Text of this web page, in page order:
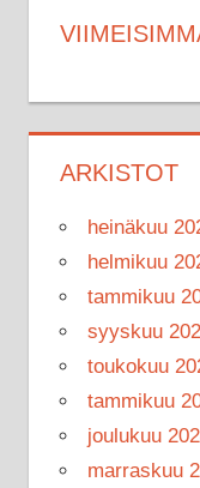
ARKISTOT
heinäkuu
helmikuu
tammikuu
syyskuu
toukokuu
tammikuu
joulukuu
marraskuu